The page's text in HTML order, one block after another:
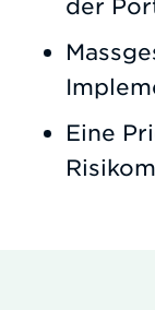
der
Eine